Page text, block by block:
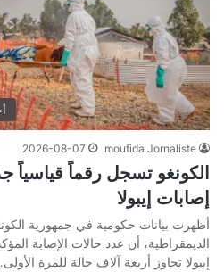
moufida Jornaliste
2026-08-07
الكونغو تسجل رقماً قياسياً
إصابات إيبولا
أظهرت ⁠بيانات حكومية ​في جمهورية
الديمقراطية، أن ​عدد حالات الإصابة
إيبولا تجاوز ‌أربعة آلاف ‌حالة للمرة